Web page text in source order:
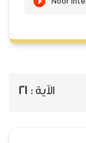
الآية : 21